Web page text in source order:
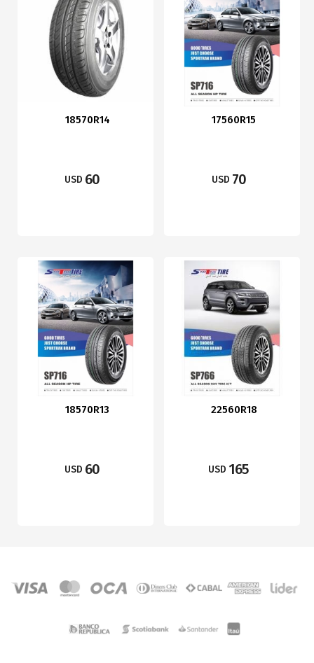
18570R14
USD 60
17560R15
USD 70
18570R13
USD 60
22560R18
USD 165